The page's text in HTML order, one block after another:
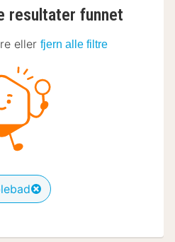
resultater funnet
eller fjern alle filtre